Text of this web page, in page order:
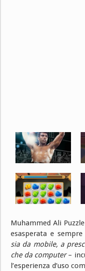
Muhammed Ali
esasperata e
sia da mobile, a
che da computer–
l’esperienza d’uso